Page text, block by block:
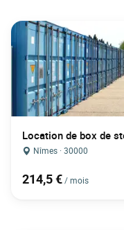
Location de box de
Nîmes · 30000
214,5 €/ mois